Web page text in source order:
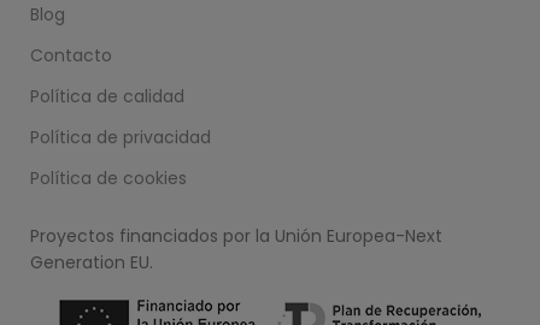
Blog
Contacto
Política de calidad
Política de privacidad
Política de cookies
Proyectos financiados por la Unión Europea-Next
Generation EU.